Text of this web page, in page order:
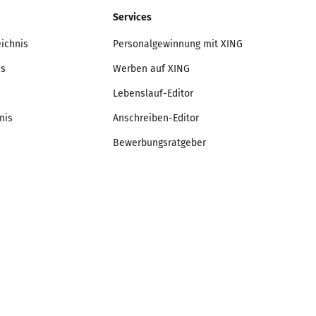
Services
Personalgewinnung mit XING
Werben auf XING
Lebenslauf-Editor
Anschreiben-Editor
Bewerbungsratgeber